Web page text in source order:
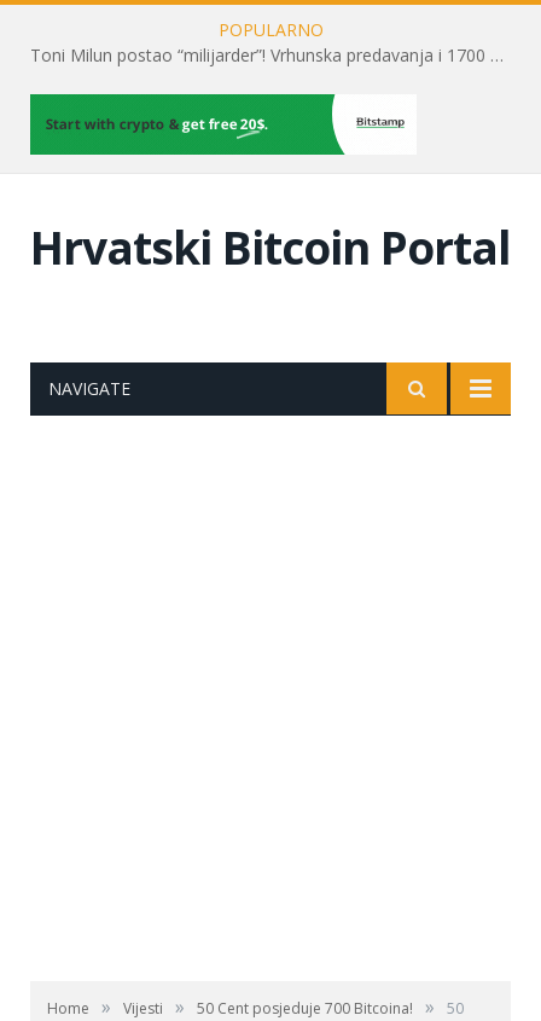
POPULARNO
Toni Milun postao “milijarder”! Vrhunska predavanja i 1700 posjetitelja obilježili su mjesec financijske pismenosti
Hrvatski Bitcoin Portal
NAVIGATE
Home » Vijesti » 50 Cent posjeduje 700 Bitcoina! » 50